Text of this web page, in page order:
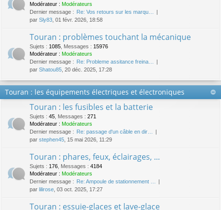
Modérateur : Modérateurs
Dernier message : Re: Vos retours sur les marqu…
par Sly83 , 01 févr. 2026, 18:58
Touran : problèmes touchant la mécanique
Sujets : 1085 Messages : 15976
Modérateur : Modérateurs
Dernier message : Re: Probleme assitance freina…
par Shatou85 , 20 déc. 2025, 17:28
Touran : les équipements électriques et électroniques
Touran : les fusibles et la batterie
Sujets : 45 Messages : 271
Modérateur : Modérateurs
Dernier message : Re: passage d'un câble en dir…
par stephen45 , 15 mai 2026, 11:29
Touran : phares, feux, éclairages, ...
Sujets : 176 Messages : 4184
Modérateur : Modérateurs
Dernier message : Re: Ampoule de stationnement …
par lilirose , 03 oct. 2025, 17:27
Touran : essuie-glaces et lave-glace